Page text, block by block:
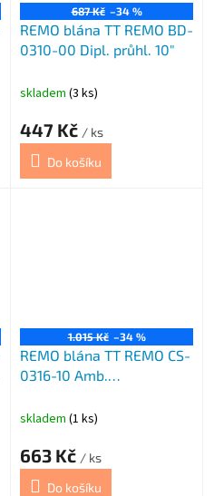
687 Kč –34 %
REMO blána TT REMO BD-
0310-00 Dipl. průhl. 10"
skladem (3 ks)
447 Kč / ks
Do košíku
1.015 Kč –34 %
REMO blána TT REMO CS-
0316-10 Amb.
skladem (1 ks)
663 Kč / ks
Do košíku